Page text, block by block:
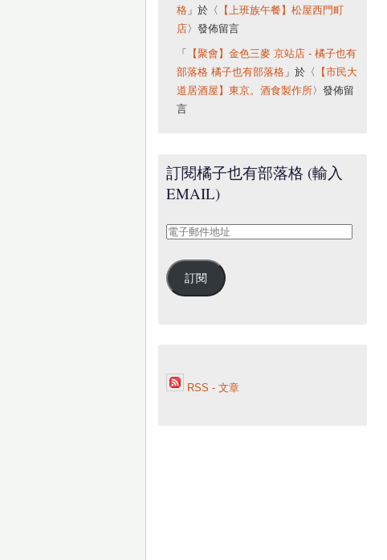
格」於〈
【上班族午餐】松屋西門町
店 〉發佈留言
「
【聚會】金色三麥 京站店 - 橘子也有
部落格 橘子也有部落格」於〈
【市民大
道居酒屋】東京。酒食製作所〉發佈留
言
訂閱橘子也有部落格 (輸入
EMAIL)
電
郵
件
訂閱
RSS - 文章